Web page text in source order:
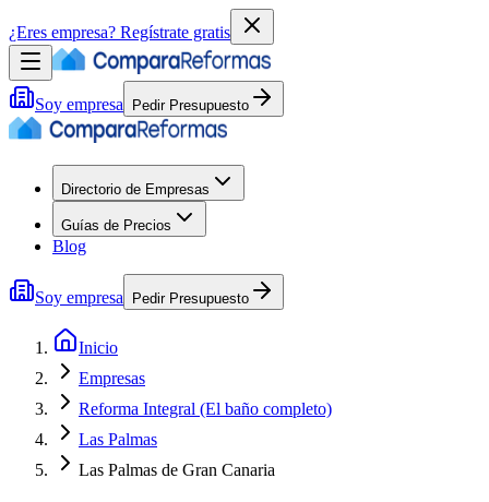
¿Eres empresa? Regístrate gratis
Soy empresa Pedir Presupuesto
Directorio de Empresas
Guías de Precios
Blog
Soy empresa Pedir Presupuesto
Inicio
Empresas
Reforma Integral (El baño completo)
Las Palmas
Las Palmas de Gran Canaria